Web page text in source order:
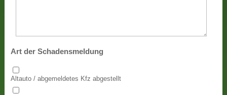
Art der Schadensmeldung
Altauto / abgemeldetes Kfz abgestellt